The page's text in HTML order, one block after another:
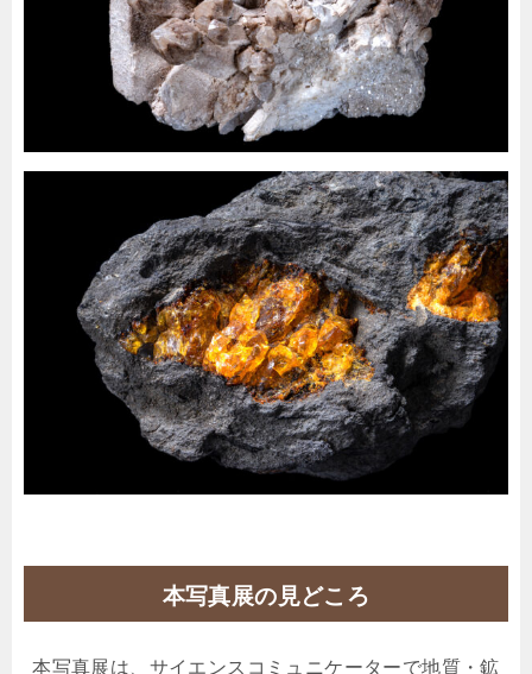
本写真展の見どころ
本写真展は、サイエンスコミュニケーターで地質・鉱